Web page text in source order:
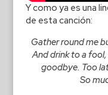
Y como ya es una
de esta canción:
Gather round me
And drink to a
goodbye. Too
So